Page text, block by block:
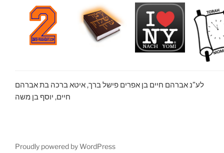
לע”נ אברהם חיים בן אפרים פישל ברך, איטא ברכה בת אברהם
חיים, יוסף בן משה
Proudly powered by WordPress